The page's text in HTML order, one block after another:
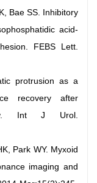
Bae SS. Inhibitory
acid-
FEBS Lett.
protrusion as a
recovery after
Int J Urol.
Park WY. Myxoid
imaging and